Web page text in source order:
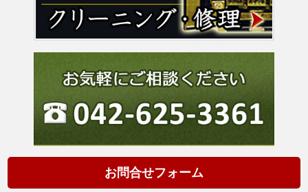
お問合せフォーム